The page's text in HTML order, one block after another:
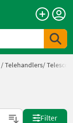
/Telehandlers/
Filter